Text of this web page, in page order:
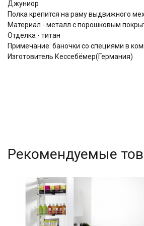
Джуниор
Полка крепится на раму выдвижного
Материал - металл с порошковым
Отделка - титан
Примечание: баночки со специями в
Изготовитель Кессебёмер(Германия)
Рекомендуемые